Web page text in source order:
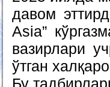
давом
Asia”
вазирлари
ўтган
Бу